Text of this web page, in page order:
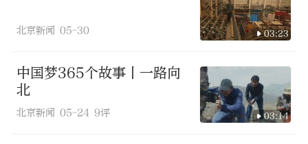
北京新闻 05-30 03:23
中国梦365个故事丨一路向
北
北京新闻 05-24 9评 03:14